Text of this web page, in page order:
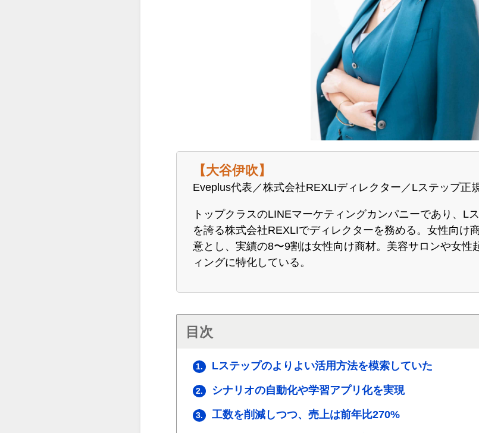
【大谷伊吹】
Eveplus代表／株式会社REXLIディレクター／Lステップ正
トップクラスのLINEマーケティングカンパニーであり、L
を誇る株式会社REXLIでディレクターを務める。女性向け
意とし、実績の8〜9割は女性向け商材。美容サロンや女性
ィングに特化している。
目次
1. Lステップのよりよい活用方法を模索していた
2. シナリオの自動化や学習アプリ化を実現
3. 工数を削減しつつ、売上は前年比270%